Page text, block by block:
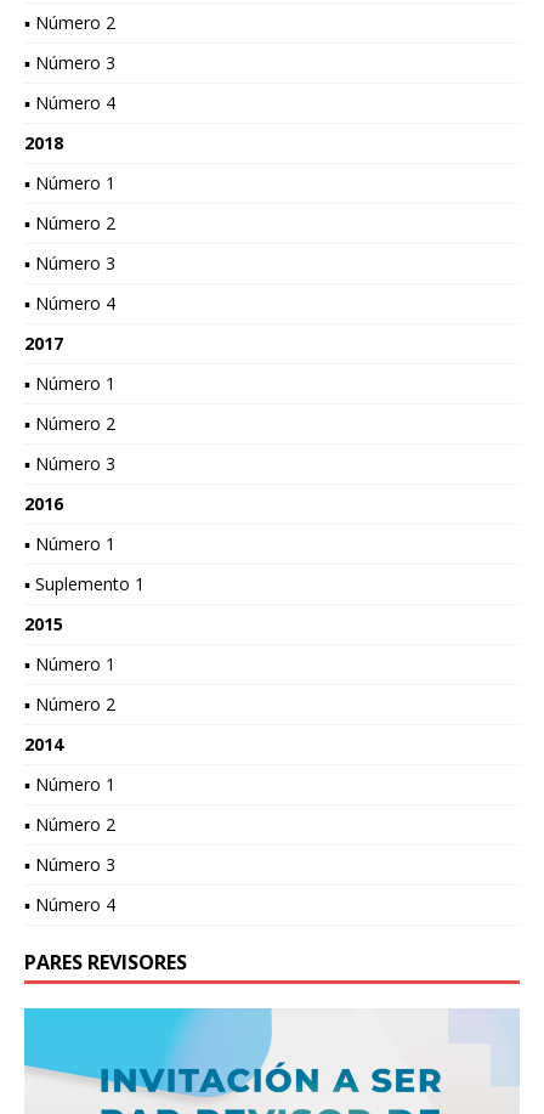
▪ Número 2
▪ Número 3
▪ Número 4
2018
▪ Número 1
▪ Número 2
▪ Número 3
▪ Número 4
2017
▪ Número 1
▪ Número 2
▪ Número 3
2016
▪ Número 1
▪ Suplemento 1
2015
▪ Número 1
▪ Número 2
2014
▪ Número 1
▪ Número 2
▪ Número 3
▪ Número 4
PARES REVISORES